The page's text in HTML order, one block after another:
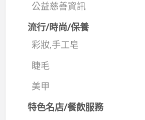
公益慈善資訊
流行/時尚/保養
彩妝,手工皂
睫毛
美甲
特色名店/餐飲服務